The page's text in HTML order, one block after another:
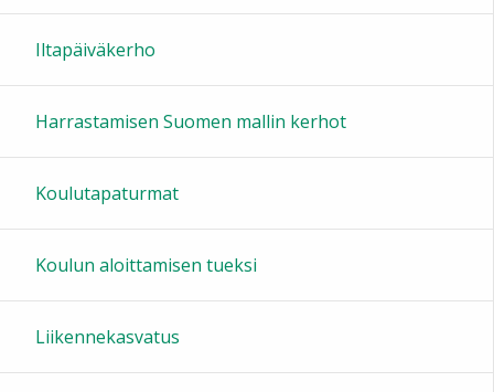
20:00
21:00
Iltapäiväkerho
Harrastamisen Suomen mallin kerhot
Koulutapaturmat
Koulun aloittamisen tueksi
Liikennekasvatus